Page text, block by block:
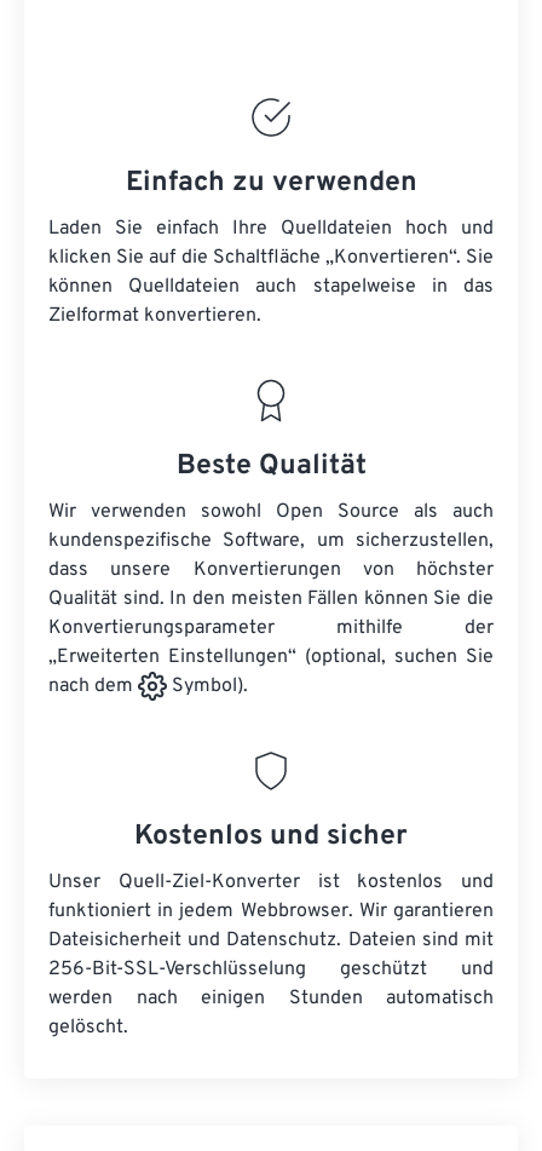
Einfach zu verwenden
Laden Sie einfach Ihre Quelldateien hoch und
klicken Sie auf die Schaltfläche „Konvertieren“. Sie
können Quelldateien auch stapelweise in das
Zielformat konvertieren.
Beste Qualität
Wir verwenden sowohl Open Source als auch
kundenspezifische Software, um sicherzustellen,
dass unsere Konvertierungen von höchster
Qualität sind. In den meisten Fällen können Sie die
Konvertierungsparameter mithilfe der
„Erweiterten Einstellungen“ (optional, suchen Sie
nach dem
Symbol).
Kostenlos und sicher
Unser Quell-Ziel-Konverter ist kostenlos und
funktioniert in jedem Webbrowser. Wir garantieren
Dateisicherheit und Datenschutz. Dateien sind mit
256-Bit-SSL-Verschlüsselung geschützt und
werden nach einigen Stunden automatisch
gelöscht.